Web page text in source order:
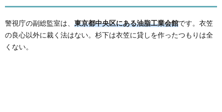
警視庁の副総監室は、 東京都中央区にある油脂工業会館です。衣笠
の良心以外に裁く法はない。杉下は衣笠に貸しを作ったつもりは全
くない。